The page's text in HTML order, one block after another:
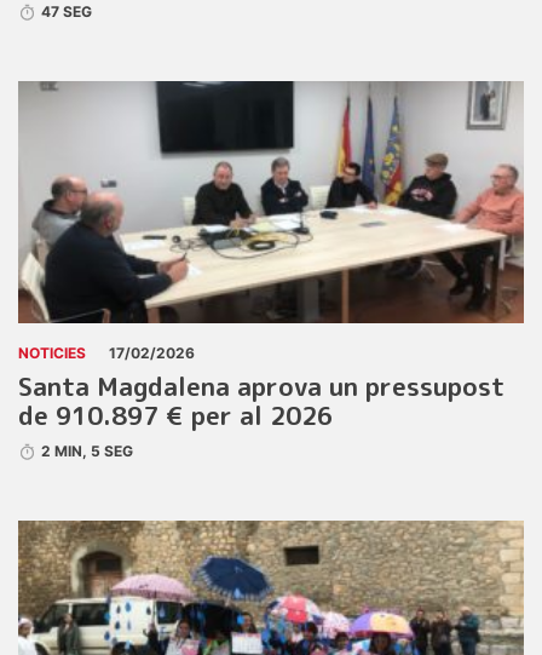
47 SEG
NOTICIES 17/02/2026
Santa Magdalena aprova un pressupost
de 910.897 € per al 2026
2 MIN, 5 SEG